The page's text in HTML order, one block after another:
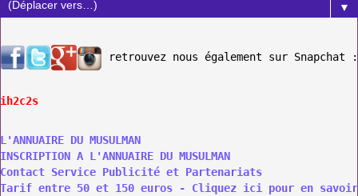
▼
retrouvez nous également sur Snapchat :
ih2c2s
L'ANNUAIRE DU MUSULMAN
INSCRIPTION A L'ANNUAIRE DU MUSULMAN
Contact Service Publicité et Partenariats
Tarif entre 50 et 150 euros - Cliquez ici pour en savoir